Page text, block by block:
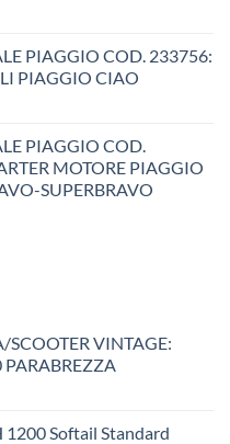
PIAGGIO COD. 233756:
PIAGGIO CIAO
PIAGGIO COD.
MOTORE PIAGGIO
SUPERBRAVO
SCOOTER VINTAGE:
PARABREZZA
Softail Standard